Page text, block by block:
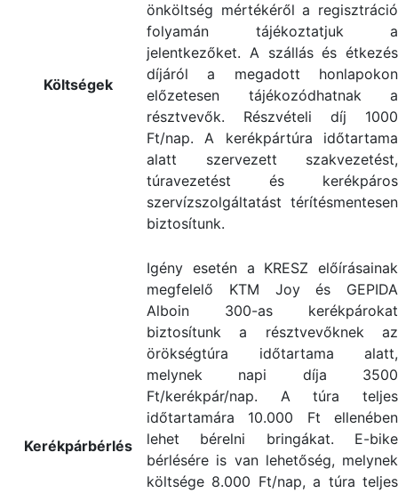
Költségek
önköltség mértékéről a regisztráció
folyamán tájékoztatjuk a
jelentkezőket. A szállás és étkezés
díjáról a megadott honlapokon
előzetesen tájékozódhatnak a
résztvevők. Részvételi díj 1000
Ft/nap. A kerékpártúra időtartama
alatt szervezett szakvezetést,
túravezetést és kerékpáros
szervízszolgáltatást térítésmentesen
biztosítunk.
Kerékpárbérlés
Igény esetén a KRESZ előírásainak
megfelelő KTM Joy és GEPIDA
Alboin 300-as kerékpárokat
biztosítunk a résztvevőknek az
örökségtúra időtartama alatt,
melynek napi díja 3500
Ft/kerékpár/nap. A túra teljes
időtartamára 10.000 Ft ellenében
lehet bérelni bringákat. E-bike
bérlésére is van lehetőség, melynek
költsége 8.000 Ft/nap, a túra teljes